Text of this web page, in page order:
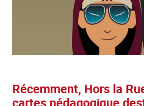
Récemment, Hors la
cartes pédagogique